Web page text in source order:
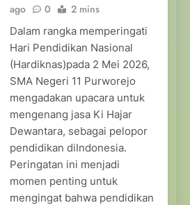
ago
0 2 mins
Dalam rangka memperingati
Hari Pendidikan Nasional
(Hardiknas)pada 2 Mei 2026,
SMA Negeri 11 Purworejo
mengadakan upacara untuk
mengenang jasa Ki Hajar
Dewantara, sebagai pelopor
pendidikan diIndonesia.
Peringatan ini menjadi
momen penting untuk
mengingat bahwa pendidikan